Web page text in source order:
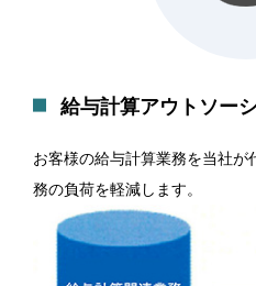
給与計算アウトソー
お客様の給与計算業務を当社
務の負荷を軽減します。